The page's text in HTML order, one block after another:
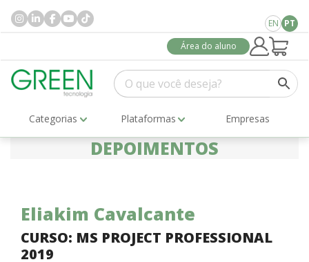
EN PT
Área do aluno
Categorias Plataformas Empresas
DEPOIMENTOS
Eliakim Cavalcante
CURSO: MS PROJECT PROFESSIONAL
2019